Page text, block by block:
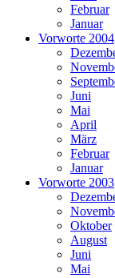
Februar
Januar
Vorworte 2004
Juni
Mai
April
März
Februar
Januar
Vorworte 2003
Oktober
August
Juni
Mai